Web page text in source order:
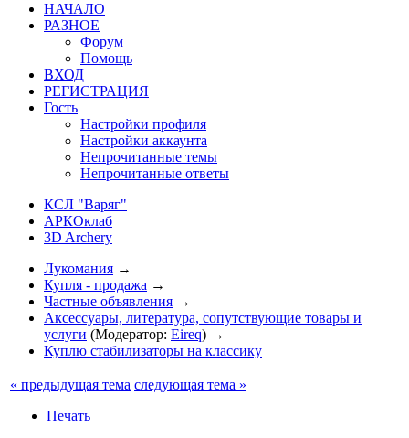
НАЧАЛО
РАЗНОЕ
Форум
Помощь
ВХОД
РЕГИСТРАЦИЯ
Гость
Настройки профиля
Настройки аккаунта
Непрочитанные темы
Непрочитанные ответы
КСЛ "Варяг"
АРКОклаб
3D Archery
Лукомания →
Купля - продажа →
Частные объявления →
Аксессуары, литература, сопутствующие товары и
услуги (Модератор: Eireq) →
Куплю стабилизаторы на классику
« предыдущая тема следующая тема »
Печать